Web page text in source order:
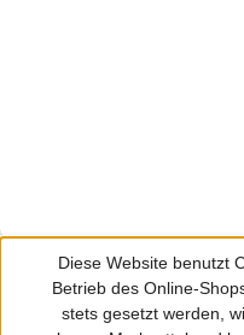
Diese Website benutzt
Betrieb des Online-
stets gesetzt werden,